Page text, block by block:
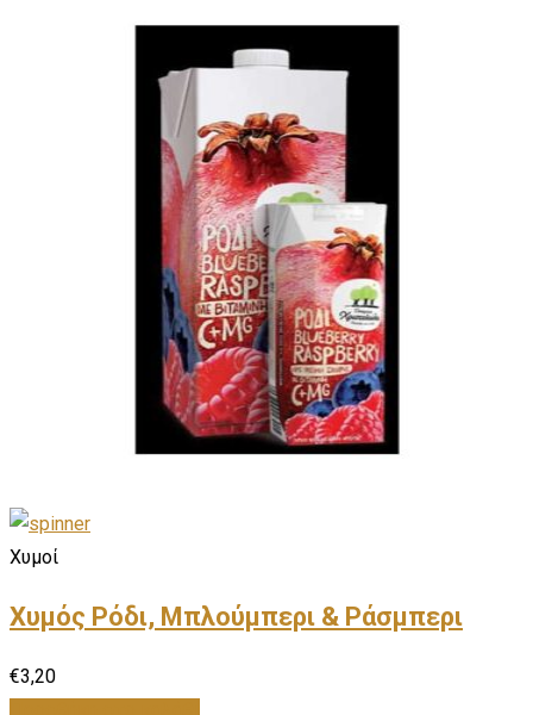
Χυμοί
Χυμός Ρόδι, Μπλούμπερι & Ράσμπερι
€3,20